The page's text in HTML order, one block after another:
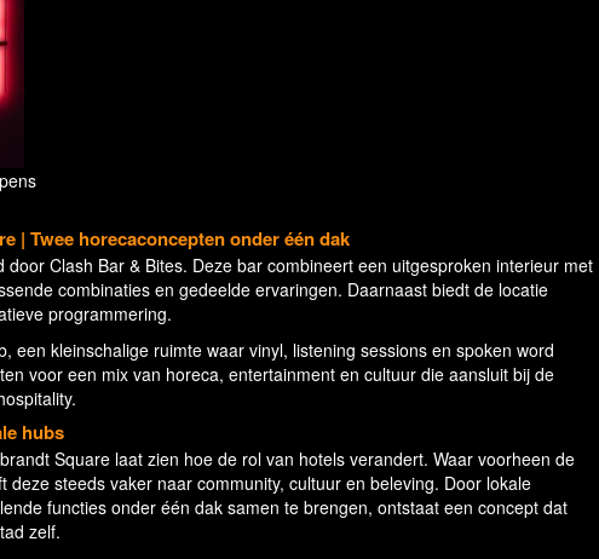
| Twee horecaconcepten onder één dak
Clash Bar & Bites. Deze bar combineert een uitgesproken interieur met
combinaties en gedeelde ervaringen. Daarnaast biedt de locatie
programmering.
een kleinschalige ruimte waar vinyl, listening sessions en spoken word
voor een mix van horeca, entertainment en cultuur die aansluit bij de
hubs
Square laat zien hoe de rol van hotels verandert. Waar voorheen de
steeds vaker naar community, cultuur en beleving. Door lokale
functies onder één dak samen te brengen, ontstaat een concept dat
zelf.